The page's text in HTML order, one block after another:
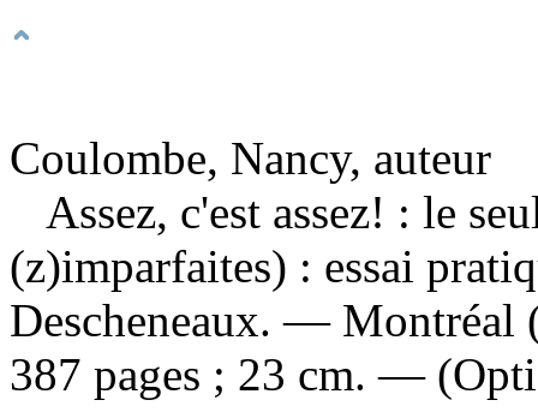
Coulombe, Nancy, auteur
Assez, c'est assez! : le
(z)imparfaites) : essai
Descheneaux. —
387 pages ; 23 cm. —